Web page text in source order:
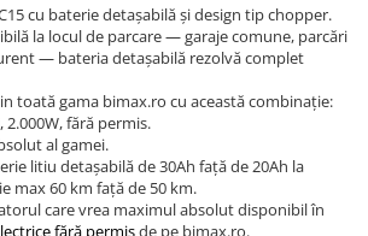
cu baterie detașabilă și design tip chopper.
la locul de parcare — garaje comune, parcări
— bateria detașabilă rezolvă complet
toată gama bimax.ro cu această combinație:
fără permis.
al gamei.
litiu detașabilă de 30Ah față de 20Ah la
max 60 km față de 50 km.
care vrea maximul absolut disponibil în
fără permisde pe bimax.ro.